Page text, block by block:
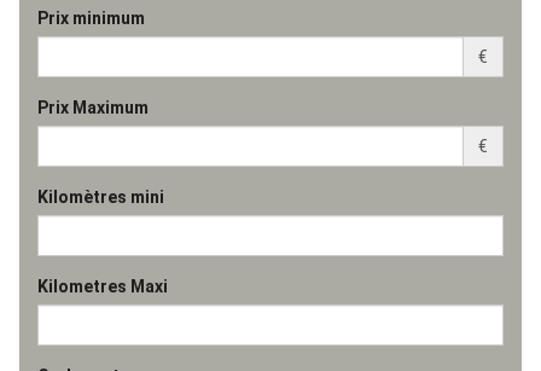
Prix minimum
€
Prix Maximum
€
Kilomètres mini
Kilometres Maxi